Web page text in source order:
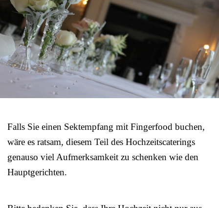
Falls Sie einen Sektempfang mit Fingerfood buchen,
wäre es ratsam, diesem Teil des Hochzeitscaterings
genauso viel Aufmerksamkeit zu schenken wie den
Hauptgerichten.